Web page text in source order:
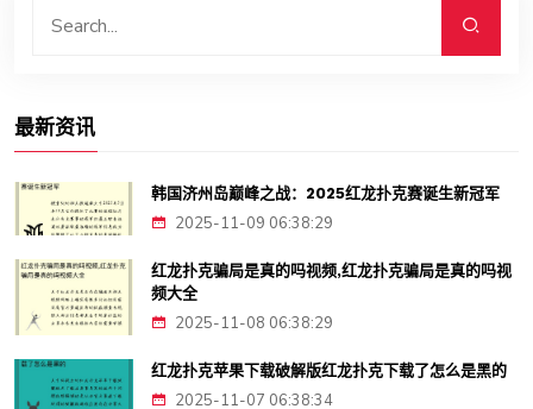
最新资讯
韩国济州岛巅峰之战：2025红龙扑克赛诞生新冠军
2025-11-09 06:38:29
红龙扑克骗局是真的吗视频,红龙扑克骗局是真的吗视
频大全
2025-11-08 06:38:29
红龙扑克苹果下载破解版红龙扑克下载了怎么是黑的
2025-11-07 06:38:34